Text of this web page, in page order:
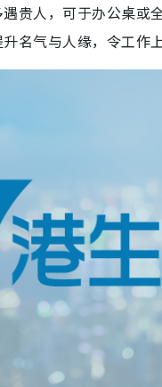
贵人，可于办公桌或
气与人缘，令工作上